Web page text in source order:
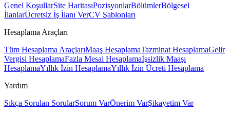
Genel KoşullarSite HaritasıPozisyonlarBölümlerBölgesel
İlanlarÜcretsiz İş İlanı VerCV Şablonları
Hesaplama Araçları
Tüm Hesaplama AraçlarıMaaş HesaplamaTazminat HesaplamaGelir
Vergisi HesaplamaFazla Mesai Hesaplamaİşsizlik Maaşı
HesaplamaYıllık İzin HesaplamaYıllık İzin Ücreti Hesaplama
Yardım
Sıkça Sorulan SorularSorum VarÖnerim VarŞikayetim Var